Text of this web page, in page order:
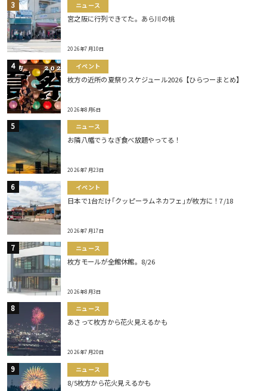
ニュース
宮之阪に行列できてた。あら川の桃
2026年7月10日
イベント
枚方の近所の夏祭りスケジュール2026【ひらつーまとめ】
2026年8月6日
ニュース
お隣八幡でうなぎ食べ放題やってる！
2026年7月23日
イベント
日本で1台だけ｢クッピーラムネカフェ｣が枚方に！7/18
2026年7月17日
ニュース
枚方モールが全館休館。8/26
2026年8月3日
ニュース
あさって枚方から花火見えるかも
2026年7月20日
ニュース
8/5枚方から花火見えるかも